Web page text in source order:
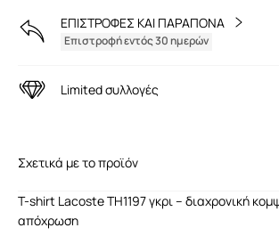
ΕΠΙΣΤΡΟΦΕΣ ΚΑΙ ΠΑΡΑΠΟΝΑ
Επιστροφή εντός 30 ημερών
Limited συλλογές
Σχετικά με το προϊόν
T-shirt Lacoste TH1197 γκρι – διαχρονική
απόχρωση